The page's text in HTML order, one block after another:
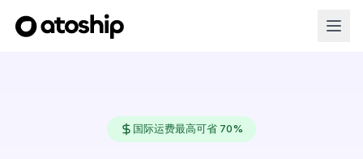
国际运费最高可省 70%